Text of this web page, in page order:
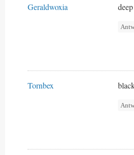
Geraldwoxia
Tornbex